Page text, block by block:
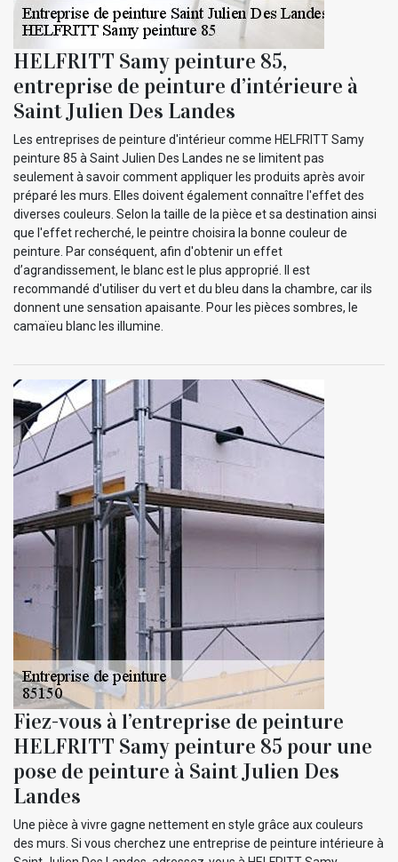
HELFRITT Samy peinture 85,
entreprise de peinture d’intérieure à
Saint Julien Des Landes
Les entreprises de peinture d'intérieur comme HELFRITT Samy
peinture 85 à Saint Julien Des Landes ne se limitent pas
seulement à savoir comment appliquer les produits après avoir
préparé les murs. Elles doivent également connaître l'effet des
diverses couleurs. Selon la taille de la pièce et sa destination ainsi
que l'effet recherché, le peintre choisira la bonne couleur de
peinture. Par conséquent, afin d'obtenir un effet
d’agrandissement, le blanc est le plus approprié. Il est
recommandé d'utiliser du vert et du bleu dans la chambre, car ils
donnent une sensation apaisante. Pour les pièces sombres, le
camaïeu blanc les illumine.
Fiez-vous à l’entreprise de peinture
HELFRITT Samy peinture 85 pour une
pose de peinture à Saint Julien Des
Landes
Une pièce à vivre gagne nettement en style grâce aux couleurs
des murs. Si vous cherchez une entreprise de peinture intérieure à